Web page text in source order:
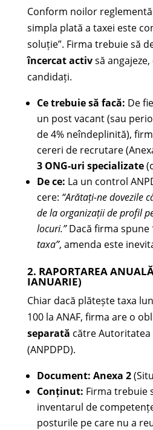
Conform noilor
simpla plată a taxei este
soluție”. Firma trebuie să
încercat activsă
candidați.
Ce trebuie să facă: De
un post vacant (sau
de 4% neîndeplinită),
cereri de recrutare
3 ONG-uri specializate
De ce: La un control
cere: “Arătați-ne dovezile
de la organizații de profil
locuri.”Dacă firma spune
taxa”, amenda este
2. RAPORTAREA
IANUARIE)
Chiar dacă plătește taxa
100 la ANAF, firma are o
separată către Autoritatea
(ANPDPD).
Document: Anexa 2
Conținut: Firma trebuie
inventarul de
posturile pe care nu a